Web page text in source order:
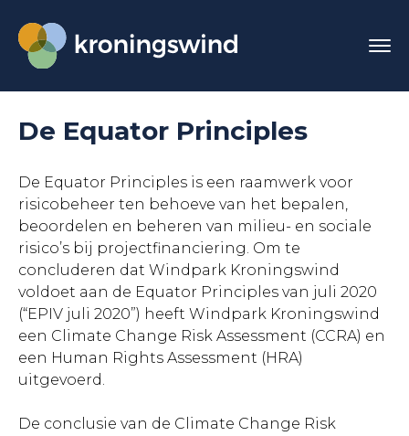
De Equator Principles
De Equator Principles is een raamwerk voor
risicobeheer ten behoeve van het bepalen,
beoordelen en beheren van milieu- en sociale
risico’s bij projectfinanciering. Om te
concluderen dat Windpark Kroningswind
voldoet aan de Equator Principles van juli 2020
(“EPIV juli 2020”) heeft Windpark Kroningswind
een Climate Change Risk Assessment (CCRA) en
een Human Rights Assessment (HRA)
uitgevoerd.
De conclusie van de Climate Change Risk